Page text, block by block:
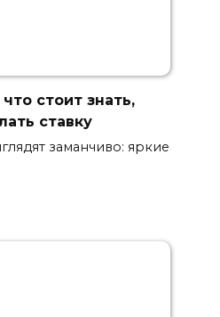
стоит знать,
ставку
заманчиво: яркие